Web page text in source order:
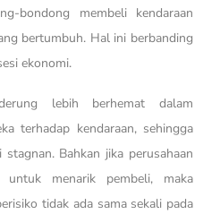
bondong membeli kendaraan
bertumbuh. Hal ini berbanding
ekonomi.
lebih berhemat dalam
terhadap kendaraan, sehingga
Bahkan jika perusahaan
menarik pembeli, maka
tidak ada sama sekali pada